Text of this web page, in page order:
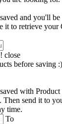
and you'll
it to retrieve your
close
before saving :)
with Product
send it to
time.
To